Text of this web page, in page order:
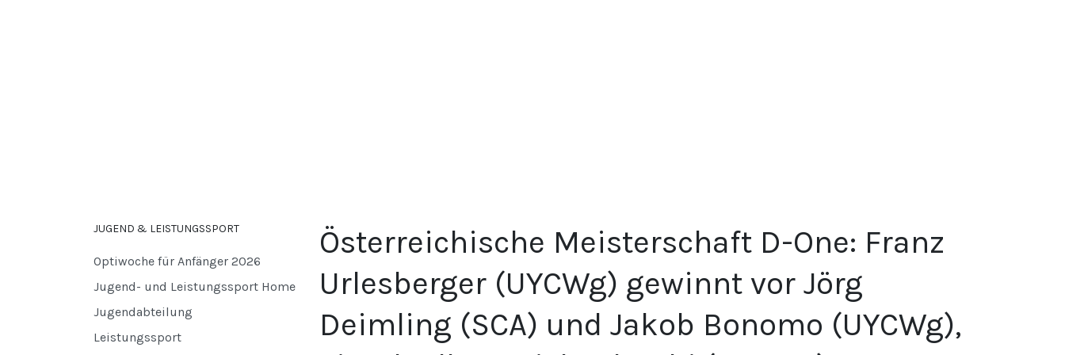
Österreichische Meisterschaft D-One: Franz
Urlesberger (UYCWg) gewinnt vor Jörg
Deimling (SCA) und Jakob Bonomo (UYCWg),
JUGEND & LEISTUNGSSPORT
Optiwoche für Anfänger 2026
Jugend- und Leistungssport Home
Jugendabteilung
Leistungssport